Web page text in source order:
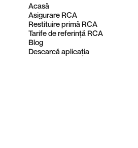
Acasă
Asigurare RCA
Restituire primă RCA
Tarife de referință RCA
Blog
Descarcă aplicația